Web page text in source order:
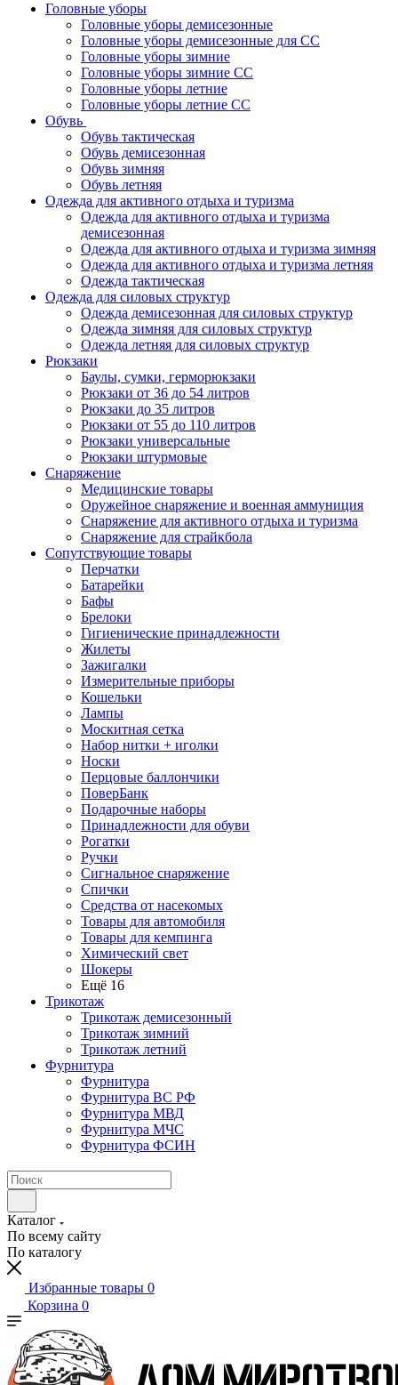
Головные уборы
Головные уборы демисезонные
Головные уборы демисезонные для СС
Головные уборы зимние
Головные уборы зимние СС
Головные уборы летние
Головные уборы летние СС
Обувь
Обувь тактическая
Обувь демисезонная
Обувь зимняя
Обувь летняя
Одежда для активного отдыха и туризма
Одежда для активного отдыха и туризма
демисезонная
Одежда для активного отдыха и туризма зимняя
Одежда для активного отдыха и туризма летняя
Одежда тактическая
Одежда для силовых структур
Одежда демисезонная для силовых структур
Одежда зимняя для силовых структур
Одежда летняя для силовых структур
Рюкзаки
Баулы, сумки, герморюкзаки
Рюкзаки от 36 до 54 литров
Рюкзаки до 35 литров
Рюкзаки от 55 до 110 литров
Рюкзаки универсальные
Рюкзаки штурмовые
Снаряжение
Медицинские товары
Оружейное снаряжение и военная аммуниция
Снаряжение для активного отдыха и туризма
Снаряжение для страйкбола
Сопутствующие товары
Перчатки
Батарейки
Бафы
Брелоки
Гигиенические принадлежности
Жилеты
Зажигалки
Измерительные приборы
Кошельки
Лампы
Москитная сетка
Набор нитки + иголки
Носки
Перцовые баллончики
ПоверБанк
Подарочные наборы
Принадлежности для обуви
Рогатки
Ручки
Сигнальное снаряжение
Спички
Средства от насекомых
Товары для автомобиля
Товары для кемпинга
Химический свет
Шокеры
Ещё 16
Трикотаж
Трикотаж демисезонный
Трикотаж зимний
Трикотаж летний
Фурнитура
Фурнитура
Фурнитура ВС РФ
Фурнитура МВД
Фурнитура МЧС
Фурнитура ФСИН
Каталог
По всему сайту
По каталогу
Избранные товары 0
Корзина 0